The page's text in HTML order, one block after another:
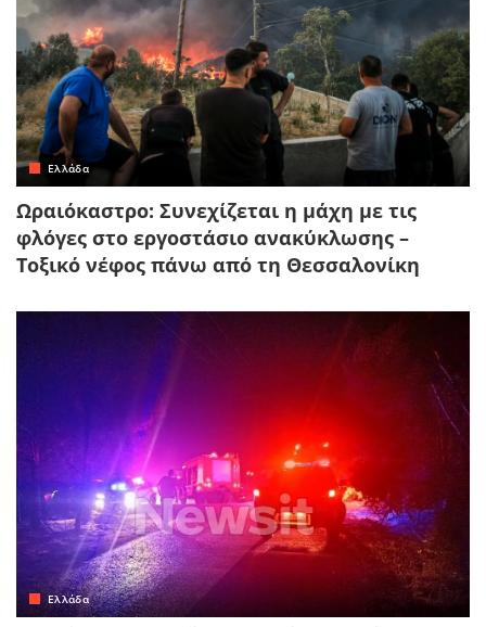
Ελλάδα
Ωραιόκαστρο: Συνεχίζεται η μάχη με τις
φλόγες στο εργοστάσιο ανακύκλωσης –
Τοξικό νέφος πάνω από τη Θεσσαλονίκη
Ελλάδα